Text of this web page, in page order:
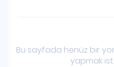
Bu sayfada henüz bir
yapmak